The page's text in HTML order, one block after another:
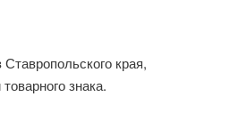
края,
знака.